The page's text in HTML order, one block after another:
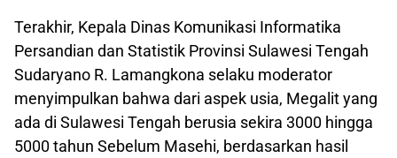
Terakhir, Kepala Dinas Komunikasi Informatika
Persandian dan Statistik Provinsi Sulawesi Tengah
Sudaryano R. Lamangkona selaku moderator
menyimpulkan bahwa dari aspek usia, Megalit yang
ada di Sulawesi Tengah berusia sekira 3000 hingga
5000 tahun Sebelum Masehi, berdasarkan hasil